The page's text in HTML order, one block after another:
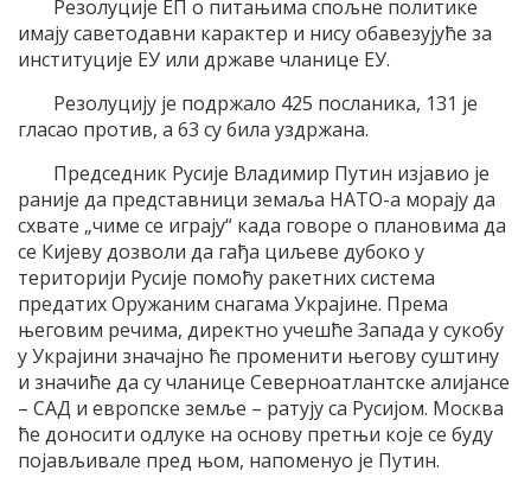
Резолуције ЕП о питањима спољне политике
имају саветодавни карактер и нису обавезујуће за
институције ЕУ или државе чланице ЕУ.
Резолуцију је подржало 425 посланика, 131 је
гласао против, а 63 су била уздржана.
Председник Русије Владимир Путин изјавио је
раније да представници земаља НАТО-а морају да
схвате „чиме се играју“ када говоре о плановима да
се Кијеву дозволи да гађа циљеве дубоко у
територији Русије помоћу ракетних система
предатих Оружаним снагама Украјине. Према
његовим речима, директно учешће Запада у сукобу
у Украјини значајно ће променити његову суштину
и значиће да су чланице Северноатлантске алијансе
– САД и европске земље – ратују са Русијом. Москва
ће доносити одлуке на основу претњи које се буду
појављивале пред њом, напоменуо је Путин.